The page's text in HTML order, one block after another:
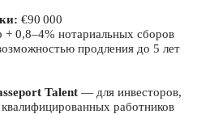
€90 000
+ 0,8–4% нотариальных сборов
продления до 5 лет
Talent — для инвесторов,
работников